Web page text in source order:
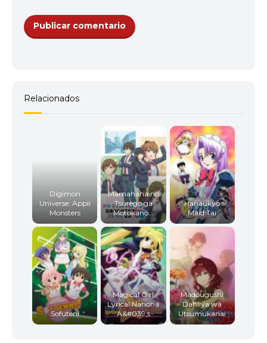
Relacionados
Digimon
Universe: Appli
Monsters
Mamahaha no
Tsurego ga
Motokano...
Hanaukyo
Maid Tai
Sofuteni
Magical Girl
Lyrical Nanoha
A&#039;s
Madougushi
Dahliya wa
Utsumukanai